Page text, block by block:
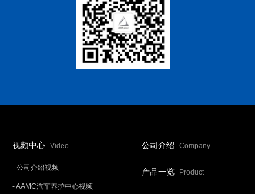
视频中心 Video
- 公司介绍视频
- AAMC汽车养护中心视频
公司介绍 Company
产品一览 Product